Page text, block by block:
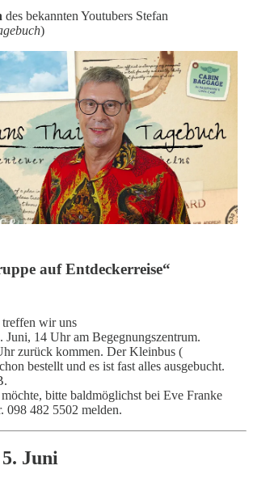
des bekannten Youtubers Stefan
)
auf Entdeckerreise“
wir uns
14 Uhr am Begegnungszentrum.
zurück kommen. Der Kleinbus (
bestellt und es ist fast alles ausgebucht.
bitte baldmöglichst bei Eve Franke
098 482 5502 melden.
Juni